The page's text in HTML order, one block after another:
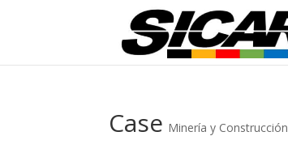
Case Minería y Construcción